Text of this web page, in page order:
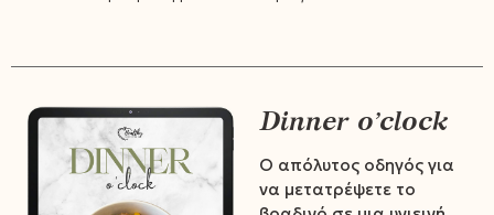
Dinner o’clock
Ο απόλυτος οδηγός για
να μετατρέψετε το